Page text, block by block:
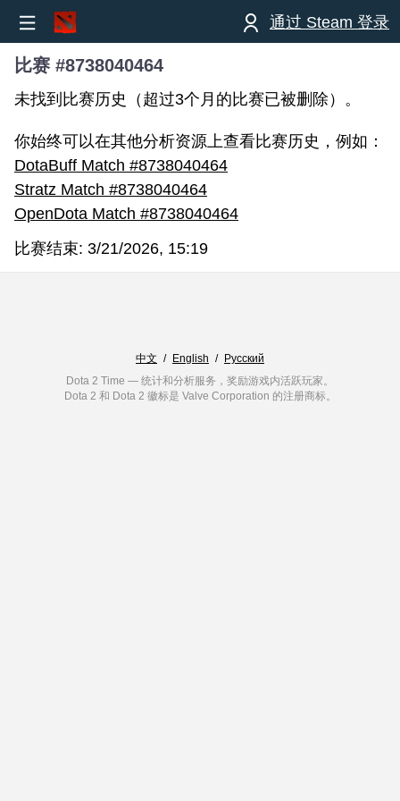
通过 Steam 登录
比赛 #8738040464
未找到比赛历史（超过3个月的比赛已被删除）。
你始终可以在其他分析资源上查看比赛历史，例如：
DotaBuff Match #8738040464
Stratz Match #8738040464
OpenDota Match #8738040464
比赛结束: 3/21/2026, 15:19
中文 / English / Русский
Dota 2 Time — 统计和分析服务，奖励游戏内活跃玩家。
Dota 2 和 Dota 2 徽标是 Valve Corporation 的注册商标。